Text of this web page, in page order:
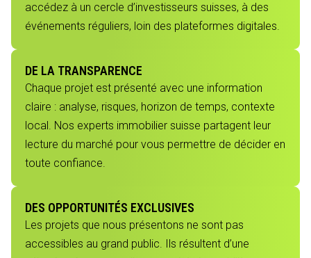
accédez à un cercle d’investisseurs suisses, à des
événements réguliers, loin des plateformes digitales.
DE LA TRANSPARENCE
Chaque projet est présenté avec une information
claire : analyse, risques, horizon de temps, contexte
local. Nos experts immobilier suisse partagent leur
lecture du marché pour vous permettre de décider en
toute confiance.
DES OPPORTUNITÉS EXCLUSIVES
Les projets que nous présentons ne sont pas
accessibles au grand public. Ils résultent d’une